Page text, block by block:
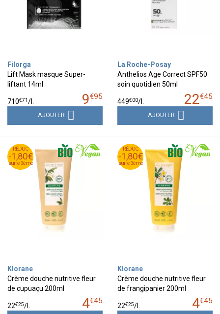
Filorga
Lift Mask masque Super-
liftant 14ml
9€95
710€71/l.
AJOUTER
La Roche-Posay
Anthelios Age Correct SPF50
soin quotidien 50ml
22€45
449€00/l.
AJOUTER
RÉDUC
-1,80€
sur le 3ème
RÉDUC
-1,80€
sur le 3ème
Klorane
Crème douche nutritive fleur
de cupuaçu 200ml
4€45
22€25/l.
RÉDUC
-1,80€
sur le 3ème
RÉDUC
-1,80€
sur le 3ème
Klorane
Crème douche nutritive fleur
de frangipanier 200ml
4€45
22€25/l.